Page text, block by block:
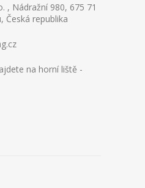
, Nádražní 980, 675 71
Česká republika
na horní liště -